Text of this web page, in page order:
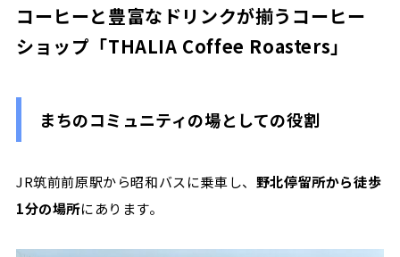
コーヒーと豊富なドリンクが揃うコーヒー
ショップ「THALIA Coffee Roasters」
まちのコミュニティの場としての役割
JR筑前前原駅から昭和バスに乗車し、 野北停留所から徒歩
1分の場所にあります。